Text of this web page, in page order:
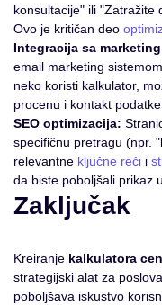
konsultacije" ili "Zatražite
Ovo je kritičan deo
Integracija sa
email marketing
neko koristi kalkulator,
procenu i kontakt
SEO optimizacija:
specifičnu pretragu (npr.
relevantne ključne reči i
da biste poboljšali prikaz
Zaključak
Kreiranje kalkulatora
strategijski alat za
poboljšava iskustvo